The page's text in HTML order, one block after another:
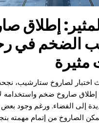
إطلاق
الضخم في
مثيرة
اختبار لصاروخ ستارشيب،
صاروخ ضخم واستخدامه
إلى الفضاء. ورغم وجود
الصاروخ من إتمام مهمته